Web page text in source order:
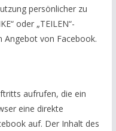
persönlicher zu
oder „TEILEN“-
Angebot von Facebook.
aufrufen, die ein
eine direkte
auf. Der Inhalt des